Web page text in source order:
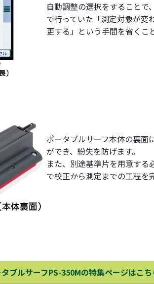
自動調整の選択をすることで
で行っていた「測定対象が変
更する」という手間を省くこ
ポータブルサーフ本体の裏面
ができ、紛失を防げます。
また、別途基準片を用意する
で校正から測定までの工程を
ブルサーフPS-350Mの特集ページはこち